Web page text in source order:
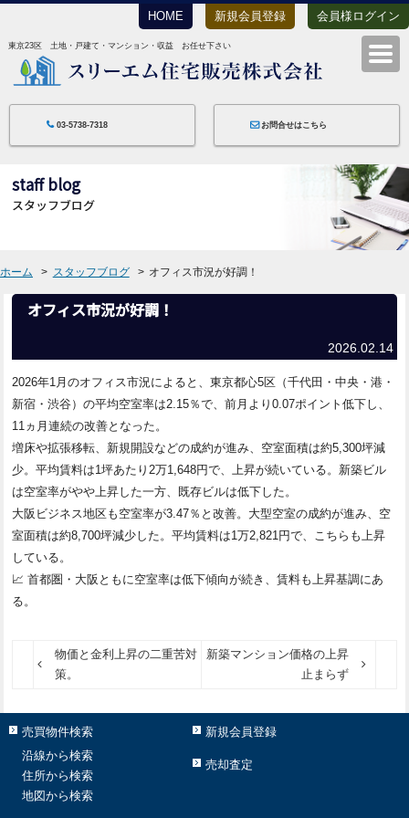
HOME 新規会員登録 会員様ログイン
東京23区 土地・戸建て・マンション・収益 お任せ下さい
03-5738-7318 お問合せはこちら
staff blog
スタッフブログ
ホーム スタッフブログ オフィス市況が好調！
オフィス市況が好調！
2026.02.14
2026年1月のオフィス市況によると、東京都心5区（千代田・中央・港・
新宿・渋谷）の平均空室率は2.15％で、前月より0.07ポイント低下し、
11ヵ月連続の改善となった。
増床や拡張移転、新規開設などの成約が進み、空室面積は約5,300坪減
少。平均賃料は1坪あたり2万1,648円で、上昇が続いている。新築ビル
は空室率がやや上昇した一方、既存ビルは低下した。
大阪ビジネス地区も空室率が3.47％と改善。大型空室の成約が進み、空
室面積は約8,700坪減少した。平均賃料は1万2,821円で、こちらも上昇
している。
📈 首都圏・大阪ともに空室率は低下傾向が続き、賃料も上昇基調にあ
る。
物価と金利上昇の二重苦対
策。
新築マンション価格の上昇
止まらず
売買物件検索
沿線から検索
住所から検索
地図から検索
新規会員登録
売却査定